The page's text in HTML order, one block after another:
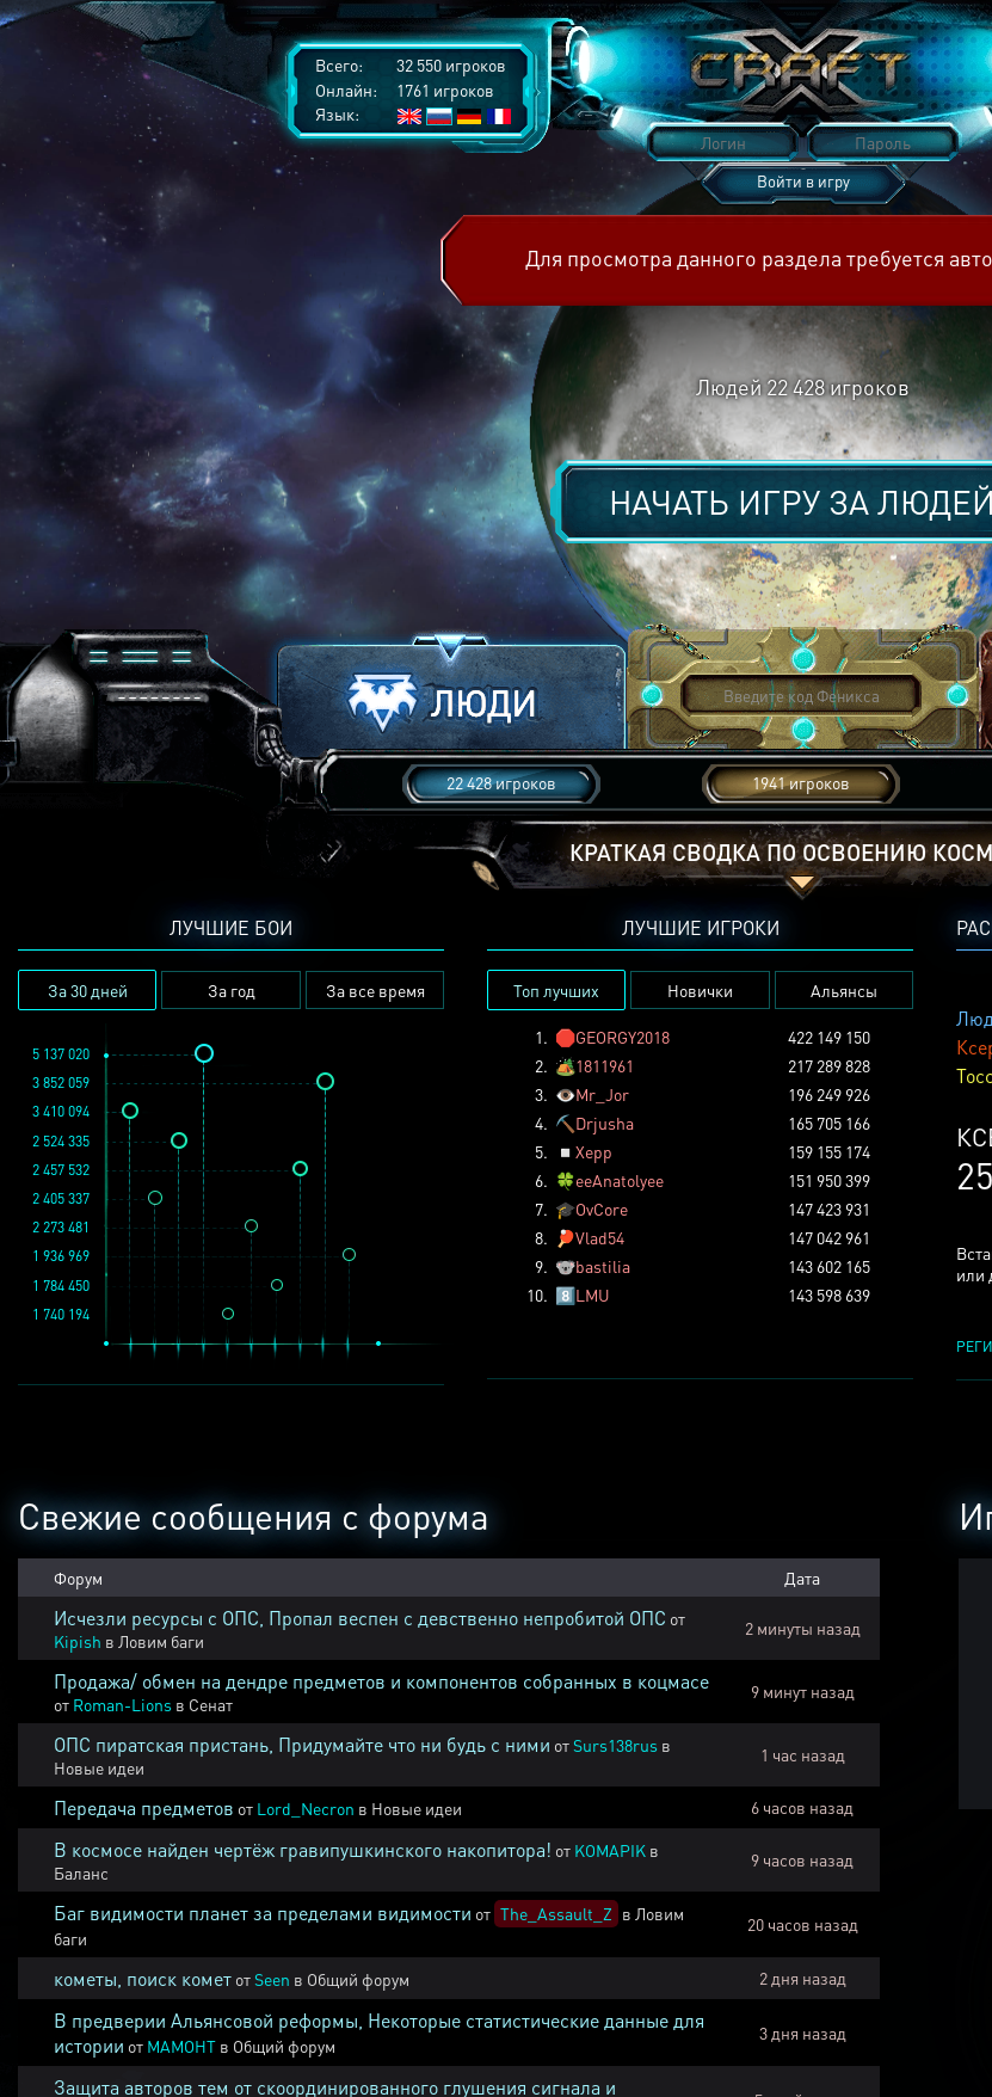
Всего:
32 550 игроков
Онлайн:
1761 игроков
Язык:
Войти в игру
Для просмотра данного раздела требуется
Людей 22 428игроков
НАЧАТЬ ИГРУ ЗАЛЮДЕЙ
22 428 игроков 1941 игроков
КРАТКАЯ СВОДКА ПО ОСВОЕНИЮ
или
ЛУЧШИЕ БОИ
За 30 дней За год За все время
1 936 969
3 852 059
2 457 532
1 784 450
2 273 481
1 740 194
5 137 020
2 524 335
2 405 337
3 410 094
ЛУЧШИЕ ИГРОКИ
Топ лучших Новички Альянсы
1. 🛑GEORGY2018
422 149 150
2. 🏕️1811961
217 289 828
3. 👁️Mr_Jor
196 249 926
4. ⛏️ Drjusha
165 705 166
5.
◽ Xepp
159 155 174
6. 🍀eeAnatolyee
151 950 399
7. 🎓OvCore
147 423 931
8.
🏓Vlad54
147 042 961
9. 🐨bastilia
143 602 165
10. 8️⃣LMU 143 598 639
Свежие сообщения с форума
Форум Дата
Исчезли ресурсы с ОПС, Пропал веспен с девственно непробитой ОПС от
Kipish в Ловим баги
2 минуты назад
Продажа/ обмен на дендре предметов и компонентов собранных в коцмасе
от Roman-Lions в Сенат
9 минут назад
ОПС пиратская пристань, Придумайте что ни будь с ними отSurs138rus в
Новые идеи
1 час назад
Передача предметов от Lord_Necron в Новые идеи 6 часов назад
В космосе найден чертёж гравипушкинского накопитора! от KOMAPIK в
Баланс
9 часов назад
Баг видимости планет за пределами видимости от The_Assault_Z в Ловим
баги
20 часов назад
кометы, поиск комет отSeen в Общий форум 2 дня назад
В предверии Альянсовой реформы, Некоторые статистические данные для
истории от MAMOHT в Общий форум
3 дня назад
Защита авторов тем от скоординированного глушения сигнала и